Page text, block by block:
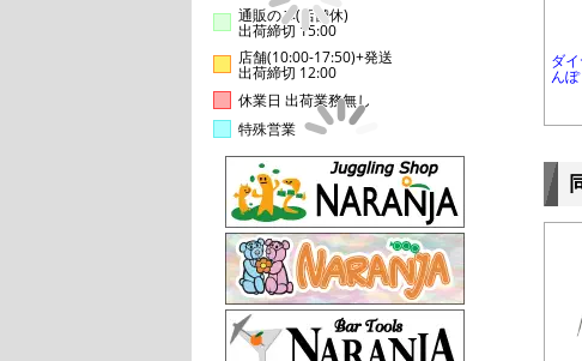
通販のみ(店舗休)
出荷締切 15:00
店舗(10:00-17:50)+発送
出荷締切 12:00
休業日 出荷業務無し
特殊営業
ダ
んぽ